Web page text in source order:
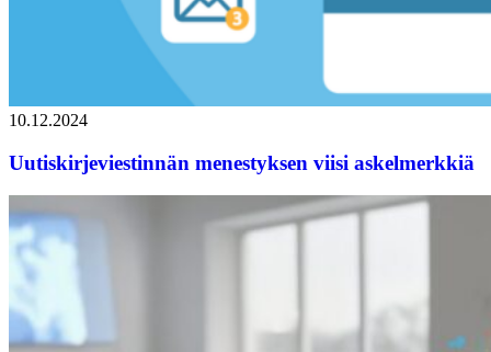
10.12.2024
Uutiskirjeviestinnän menestyksen viisi askelmerkkiä